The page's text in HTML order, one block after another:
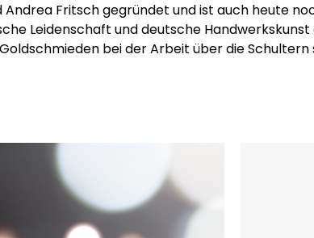
Andrea Fritsch gegründet und ist auch heute
Leidenschaft und deutsche
bei der Arbeit über die